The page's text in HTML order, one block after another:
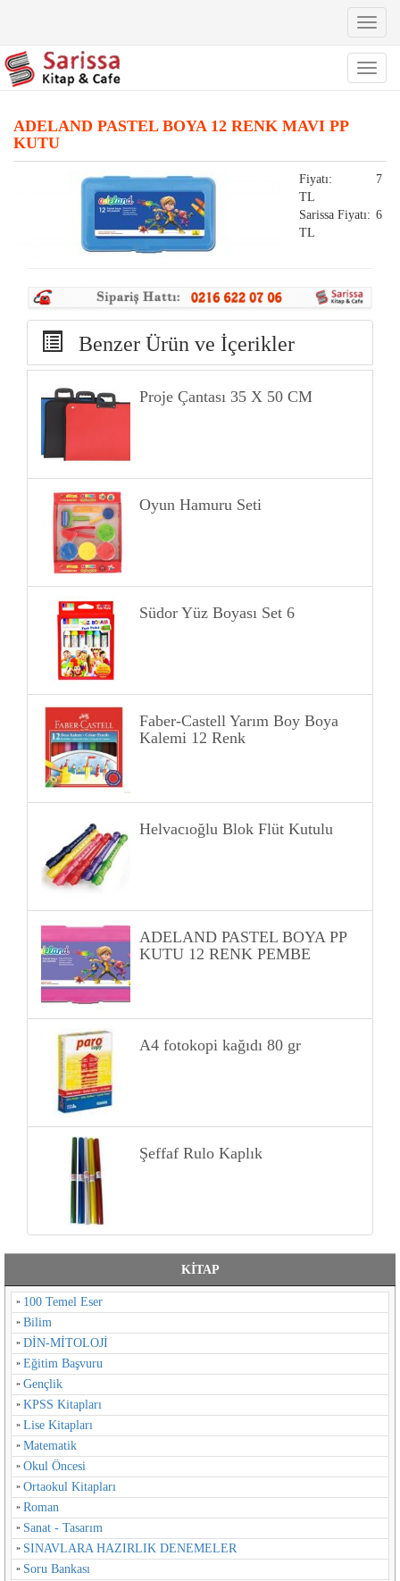
Toggle
Toggle
ADELAND PASTEL BOYA 12 RENK MAVI PP
KUTU
Fiyatı:
7
TL
Sarissa Fiyatı: 6
TL
Benzer Ürün ve İçerikler
Proje Çantası 35 X 50 CM
Oyun Hamuru Seti
Südor Yüz Boyası Set 6
Faber-Castell Yarım Boy Boya
Kalemi 12 Renk
Helvacıoğlu Blok Flüt Kutulu
ADELAND PASTEL BOYA PP
KUTU 12 RENK PEMBE
A4 fotokopi kağıdı 80 gr
Şeffaf Rulo Kaplık
KİTAP
100 Temel Eser
Bilim
DİN-MİTOLOJİ
Eğitim Başvuru
Gençlik
KPSS Kitapları
Lise Kitapları
Matematik
Okul Öncesi
Ortaokul Kitapları
Roman
Sanat - Tasarım
SINAVLARA HAZIRLIK DENEMELER
Soru Bankası